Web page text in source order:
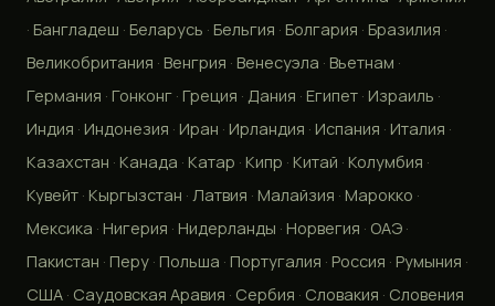
· Бангладеш · Беларусь · Бельгия · Болгария · Бразилия ·
Великобритания · Венгрия · Венесуэла · Вьетнам ·
Германия · Гонконг · Греция · Дания · Египет · Израиль ·
Индия · Индонезия · Иран · Ирландия · Испания · Италия ·
Казахстан · Канада · Катар · Кипр · Китай · Колумбия ·
Кувейт · Кыргызстан · Латвия · Малайзия · Марокко ·
Мексика · Нигерия · Нидерланды · Норвегия · ОАЭ ·
Пакистан · Перу · Польша · Португалия · Россия · Румыния ·
США · Саудовская Аравия · Сербия · Словакия · Словения